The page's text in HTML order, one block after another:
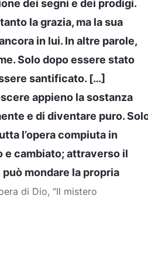
dei segni e dei prodigi.
la grazia, ma la sua
in lui. In altre parole,
Solo dopo essere stato
santificato. […]
appieno la sostanza
e di diventare puro.
l’opera compiuta in
e cambiato; attraverso il
mondare la propria
di Dio, “Il mistero